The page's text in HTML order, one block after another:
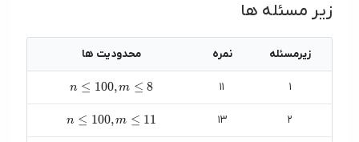
زیر مسئله ها
زیرمسئله نمره محدودیت ها
۱ ۱۱ n \le 100, m \le 8
n ≤ 100,m ≤ 8
۲ ۱۳ n \le 100, m \le 11
n ≤ 100,m ≤ 11